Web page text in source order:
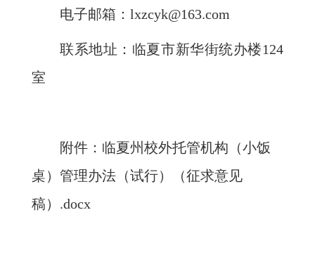
电子邮箱：lxzcyk@163.com
联系地址：临夏市新华街统办楼124
室
附件： 临夏州校外托管机构（小饭
桌）管理办法（试行）（征求意见
稿）.docx